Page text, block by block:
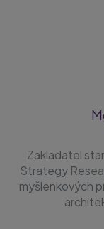
Zakladatel
Strategy
myšlenkových